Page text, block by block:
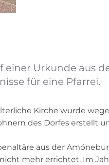
Urkunde aus
für eine Pfarrei.
Kirche wurde
des Dorfes erstellt
aus der
mehr errichtet. Im